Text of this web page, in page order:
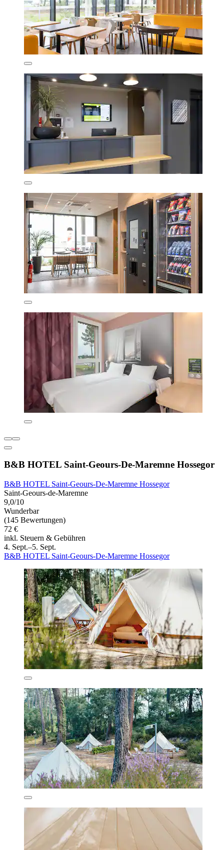
B&B HOTEL Saint-Geours-De-Maremne Hossegor
B&B HOTEL Saint-Geours-De-Maremne Hossegor
Saint-Geours-de-Maremne
9,0/10
Wunderbar
(145 Bewertungen)
72 €
inkl. Steuern & Gebühren
4. Sept.–5. Sept.
B&B HOTEL Saint-Geours-De-Maremne Hossegor